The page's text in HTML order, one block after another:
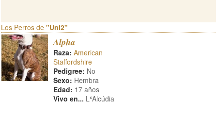
Los Perros de "Uni2"
Alpha
Raza: American
Staffordshire
Pedigree: No
Sexo: Hembra
Edad: 17 años
Vivo en... LʿAlcúdia